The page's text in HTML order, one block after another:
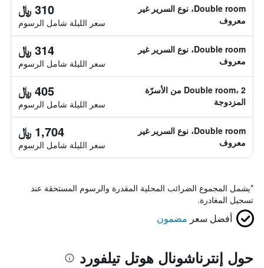
Double room، نوع السرير غير
معروف
310 ﷼
سعر الليلة شامل الرسوم
Double room، نوع السرير غير
معروف
314 ﷼
سعر الليلة شامل الرسوم
Double room، 2 من الأسرّة
المزدوجة
405 ﷼
سعر الليلة شامل الرسوم
Double room، نوع السرير غير
معروف
1,704 ﷼
سعر الليلة شامل الرسوم
*يشمل المجموع الضرائب المحلية المقدرة والرسوم المستحقة عند
تسجيل المغادرة.
أفضل سعر مضمون
حول إنترناشونال هوتل تيلفورد